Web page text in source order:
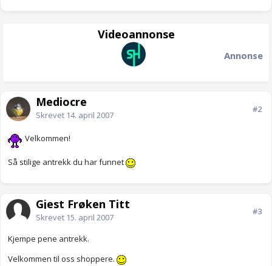
Videoannonse
Annonse
Mediocre
Skrevet 14. april 2007
#2
Velkommen!
Så stilige antrekk du har funnet
Gjest Frøken Titt
Skrevet 15. april 2007
#3
Kjempe pene antrekk.
Velkommen til oss shoppere.